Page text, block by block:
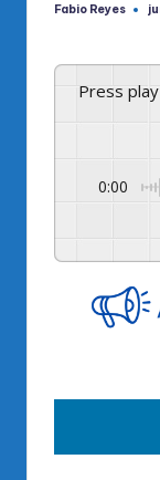
Publicado
Fabio Reyes
Press
0:00